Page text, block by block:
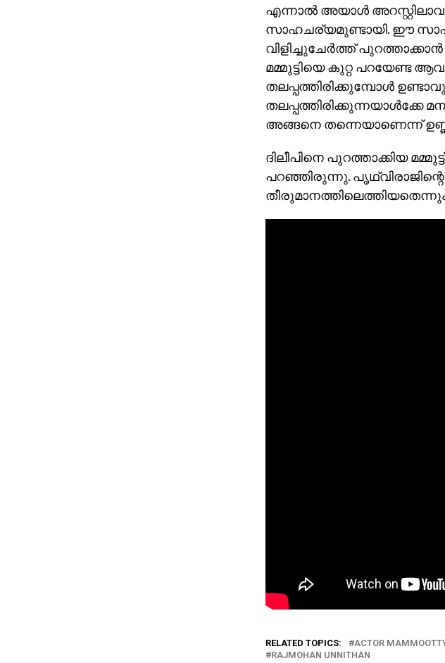
എന്നാല്‍ അയാള്‍
സാഹചര്യമുണ്ടായി. ഈ
വിളിച്ചുചേര്‍ത്ത്
മമ്മുട്ടിയെ കുറ്റ പറയേണ്ട
തലപ്പത്തിരിക്കുമ്പോള്‍
അങ്ങനെ തന്നെയാണെന്ന്
ദിലീപിനെ പുറത്താക്കിയ
പറഞ്ഞിരുന്നു.
RELATED TOPICS: ACTOR
RAJMOHAN UNNITHAN